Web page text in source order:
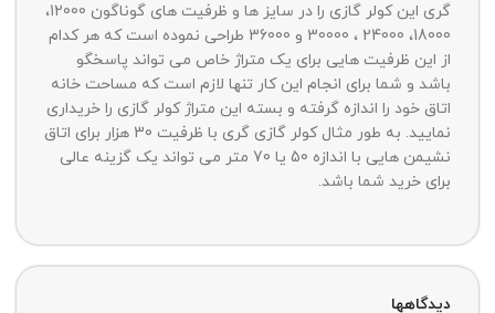
گری این کولر گازی را در سایز ها و ظرفیت های گوناگون 12000،
18000، 24000 ، 30000 و 36000 طراحی نموده است که هر کدام
از این ظرفیت هایی برای یک متراژ خاص می تواند پاسخگو
باشد و شما برای انجام این کار تنها لازم است که مساحت خانه
اتاق خود را اندازه گرفته و بسته این متراژ کولر گازی را خریداری
نمایید. به طور مثال کولر گازی گری با ظرفیت 30 هزار برای اتاق
نشیمن هایی با اندازه 50 یا 70 متر می تواند یک گزینه عالی
برای خرید شما باشد.
دیدگاهها